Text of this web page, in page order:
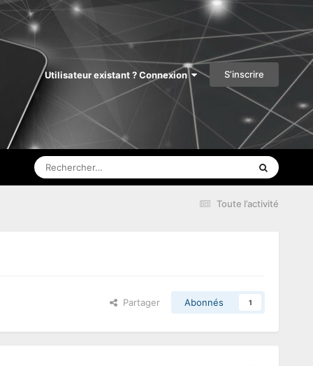
Utilisateur existant ? Connexion S’inscrire
Toute l’activité
Partager Abonnés 1